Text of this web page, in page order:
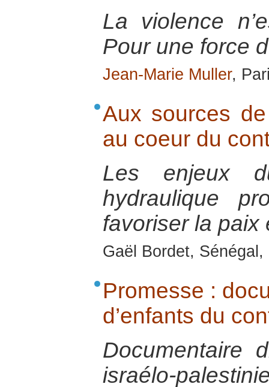
La violence
Pour une force
Jean-Marie Muller,
Aux sources
au coeur du
Les enjeux
hydraulique
favoriser la paix
Gaël Bordet,
Promesse :
d’enfants du
Documentaire
israélo-